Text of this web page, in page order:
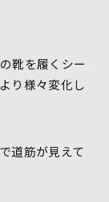
靴を履くシー
り様々変化し
道筋が見えて